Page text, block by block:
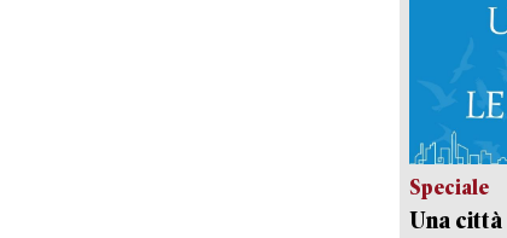
Speciale
Una città